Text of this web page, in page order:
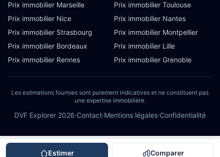
Estimer Comparer
Prix immobilier Marseille
Prix immobilier Toulouse
Prix immobilier Nice
Prix immobilier Nantes
Prix immobilier Strasbourg
Prix immobilier Montpellier
Prix immobilier Bordeaux
Prix immobilier Lille
Prix immobilier Rennes
Prix immobilier Grenoble
Les estimations fournies sont purement indicatives et ne constituent pas
une expertise immobilière.
DVF Explorer 2026·Contact·Mentions légales·Confidentialité